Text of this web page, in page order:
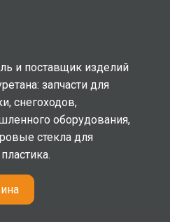
и поставщик изделий
запчасти для
снегоходов,
оборудования,
стекла для